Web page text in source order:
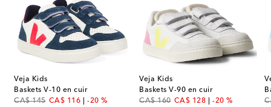
Veja Kids
Baskets V-10 en cuir
CA$ 145
original priceCA$ 116
discount price
-20 %
Veja Kids
Baskets V-90 en cuir
CA$ 160
original priceCA$ 128
discount price
-20 %